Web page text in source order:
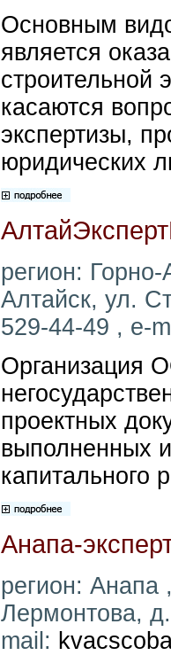
Основным
является
строительной
касаются
экспертизы,
юридических
регион:
Алтайск, ул.
529-44-49 , e-
Организация
проектных
выполненных
капитального
Анапа-
регион: Анапа
Лермонтова,
mail: